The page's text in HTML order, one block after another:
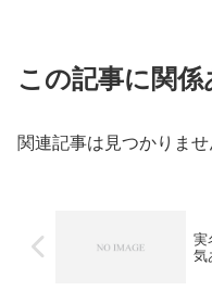
この記事に関
関連記事は見つかりませ
実
気